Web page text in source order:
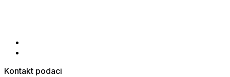
Kontakt podaci